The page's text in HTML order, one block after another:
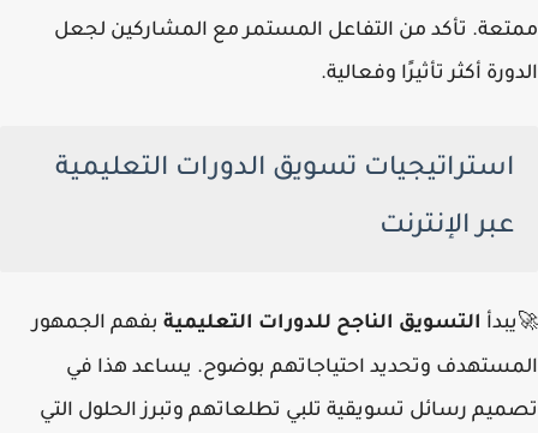
ممتعة. تأكد من التفاعل المستمر مع المشاركين لجعل
الدورة أكثر تأثيرًا وفعالية.
استراتيجيات تسويق الدورات التعليمية
عبر الإنترنت
🚀 يبدأ التسويق الناجح للدورات التعليمية بفهم الجمهور
المستهدف وتحديد احتياجاتهم بوضوح. يساعد هذا في
تصميم رسائل تسويقية تلبي تطلعاتهم وتبرز الحلول التي